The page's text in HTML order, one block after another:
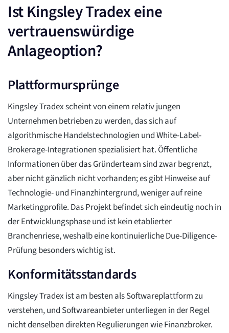
Ist Kingsley Tradex eine
vertrauenswürdige
Anlageoption?
Plattformursprünge
Kingsley Tradex scheint von einem relativ jungen
Unternehmen betrieben zu werden, das sich auf
algorithmische Handelstechnologien und White-Label-
Brokerage-Integrationen spezialisiert hat. Öffentliche
Informationen über das Gründerteam sind zwar begrenzt,
aber nicht gänzlich nicht vorhanden; es gibt Hinweise auf
Technologie- und Finanzhintergrund, weniger auf reine
Marketingprofile. Das Projekt befindet sich eindeutig noch in
der Entwicklungsphase und ist kein etablierter
Branchenriese, weshalb eine kontinuierliche Due-Diligence-
Prüfung besonders wichtig ist.
Konformitätsstandards
Kingsley Tradex ist am besten als Softwareplattform zu
verstehen, und Softwareanbieter unterliegen in der Regel
nicht denselben direkten Regulierungen wie Finanzbroker.